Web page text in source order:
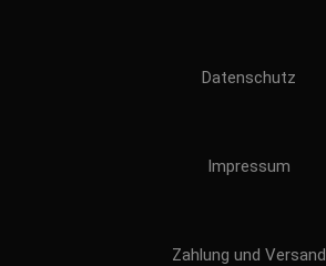
Datenschutz
Impressum
Zahlung und Versand